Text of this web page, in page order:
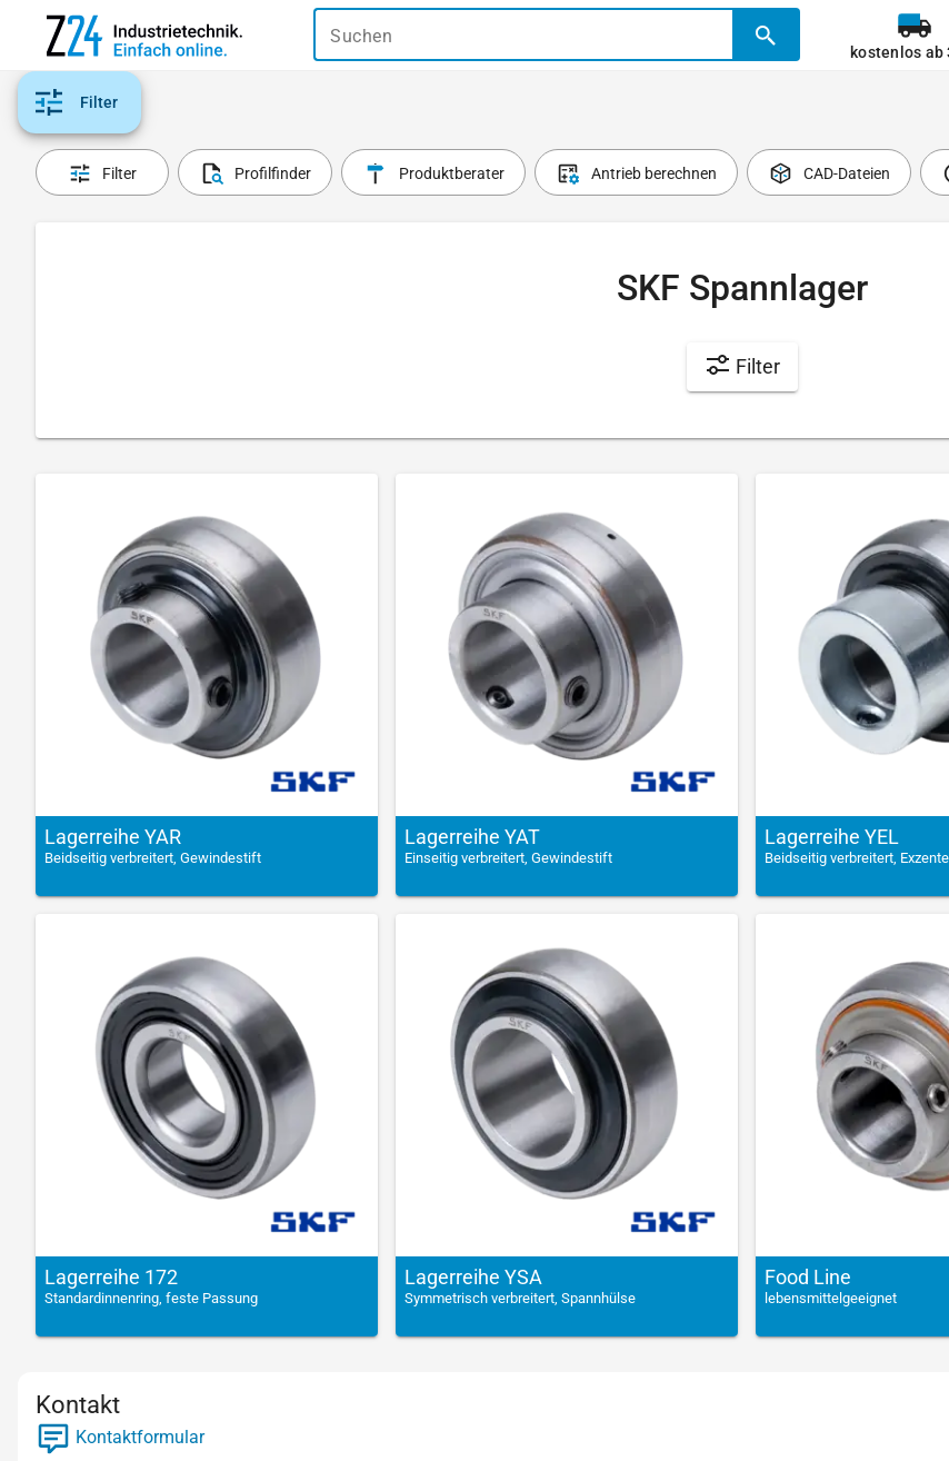
Suchen
kostenlos ab
Filter
Filter Profilfinder Produktberater Antrieb berechnen CAD-Dateien
SKF Spannlager
Filter
Lagerreihe YAR
Beidseitig verbreitert, Gewindestift
Lagerreihe YAT
Einseitig verbreitert, Gewindestift
Lagerreihe YEL
Beidseitig verbreitert,
Lagerreihe 172
Standardinnenring, feste Passung
Lagerreihe YSA
Symmetrisch verbreitert, Spannhülse
Food Line
lebensmittelgeeignet
Kontakt
Kontaktformular